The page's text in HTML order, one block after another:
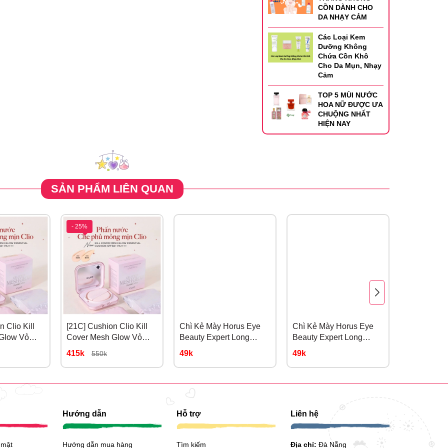
CỒN DÀNH CHO
DA NHẠY CẢM
Các Loại Kem
Dưỡng Không
Chứa Cồn Khô
Cho Da Mụn, Nhạy
Cảm
TOP 5 MÙI NƯỚC
HOA NỮ ĐƯỢC ƯA
CHUỘNG NHẤT
HIỆN NAY
SẢN PHẨM LIÊN QUAN
Clio Kill
Vỏ
- 25%
[21C] Cushion Clio Kill
Cover Mesh Glow Vỏ
Hồng Màu 21C lingerie
415k 550k
Chì Kẻ Mày Horus Eye
Beauty Expert Long
Lasting #01 Xám
49k
Chì Kẻ Mày Horus Eye
Beauty Expert Long
Lasting #02 Nâu Tự
49k
Hướng dẫn
Hướng dẫn mua hàng
Hỗ trợ
Tìm kiếm
Liên hệ
Địa chỉ: Đà Nẵng